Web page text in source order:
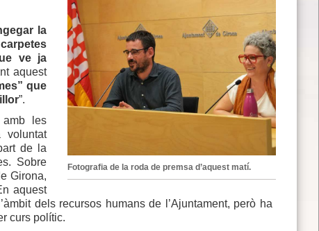
Fotografia de la roda de premsa d’aquest matí.
la
ve ja
aquest
que
”.
amb les
voluntat
de la
Sobre
Girona,
aquest
dels recursos humans de l’Ajuntament, però ha
curs polític.